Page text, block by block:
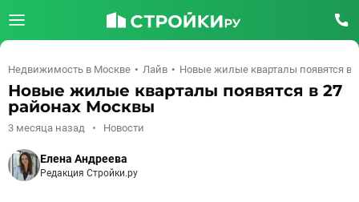
Недвижимость в Москве Лайв Новые жилые кварталы появятся в
Новые жилые кварталы появятся в 27
районах Москвы
3 месяца назад Новости
Елена Андреева
Редакция Стройки.ру